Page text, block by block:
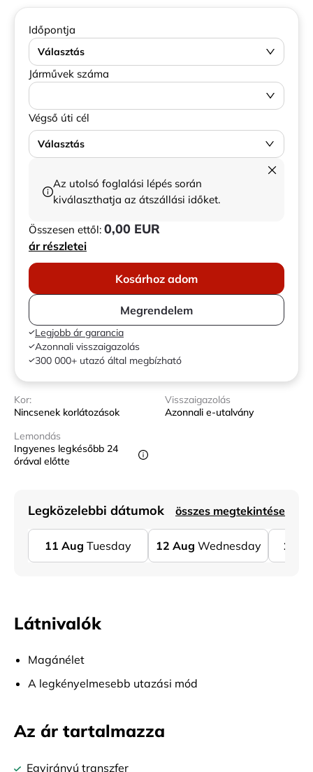
Időpontja
Választás
Járművek száma
Végső úti cél
Választás
Az utolsó foglalási lépés során
kiválaszthatja az átszállási időket.
Összesen ettől: 0,00 EUR
ár részletei
Kosárhoz adom
Megrendelem
Legjobb ár garancia
Azonnali visszaigazolás
300 000+ utazó által megbízható
Kor:
Nincsenek korlátozások
Visszaigazolás
Azonnali e-utalvány
Lemondás
Ingyenes legkésőbb 24
órával előtte
Legközelebbi dátumok összes megtekintése
11 Aug Tuesday 12 Aug Wednesday 13
Látnivalók
Magánélet
A legkényelmesebb utazási mód
Az ár tartalmazza
Egyirányú transzfer